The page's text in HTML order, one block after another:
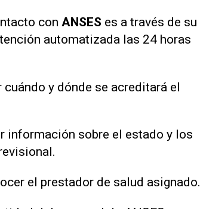
con ANSES es a través de su
automatizada las 24 horas
cuándo y dónde se acreditará el
información sobre el estado y los
el prestador de salud asignado.